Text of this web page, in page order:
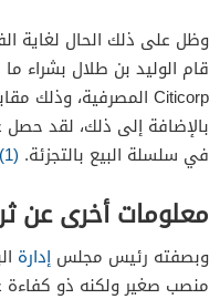
في سلسلة البيع بالتجزئة. (1)
معلومات أخرى عن
وبصفته رئيس مجلس إدارة
منصب صغير ولكنه ذو كفاءة